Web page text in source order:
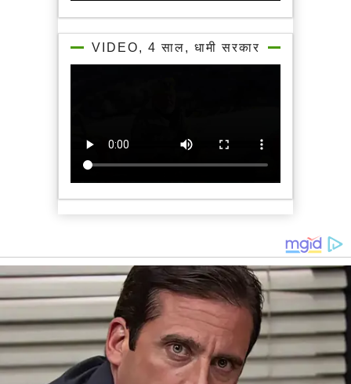
VIDEO, 4 साल, धामी सरकार